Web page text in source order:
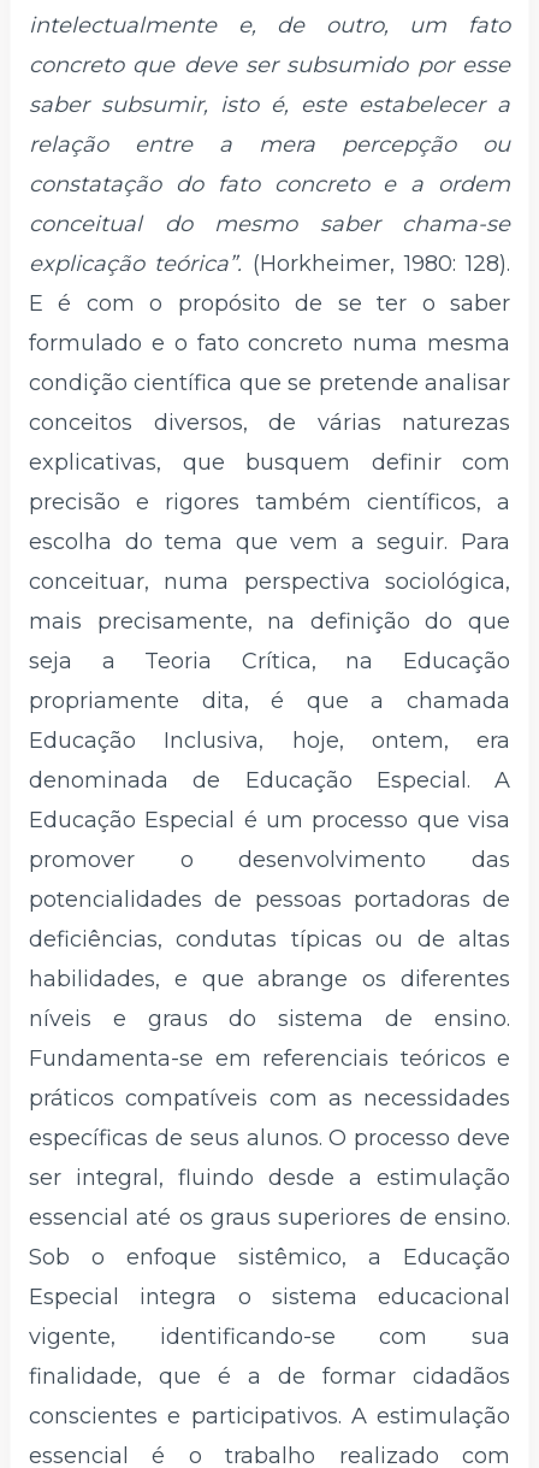
intelectualmente e, de outro, um fato
concreto que deve ser subsumido por esse
saber subsumir, isto é, este estabelecer a
relação entre a mera percepção ou
constatação do fato concreto e a ordem
conceitual do mesmo saber chama-se
explicação teórica”. (Horkheimer, 1980: 128).
E é com o propósito de se ter o saber
formulado e o fato concreto numa mesma
condição científica que se pretende analisar
conceitos diversos, de várias naturezas
explicativas, que busquem definir com
precisão e rigores também científicos, a
escolha do tema que vem a seguir. Para
conceituar, numa perspectiva sociológica,
mais precisamente, na definição do que
seja a Teoria Crítica, na Educação
propriamente dita, é que a chamada
Educação Inclusiva, hoje, ontem, era
denominada de Educação Especial. A
Educação Especial é um processo que visa
promover o desenvolvimento das
potencialidades de pessoas portadoras de
deficiências, condutas típicas ou de altas
habilidades, e que abrange os diferentes
níveis e graus do sistema de ensino.
Fundamenta-se em referenciais teóricos e
práticos compatíveis com as necessidades
específicas de seus alunos. O processo deve
ser integral, fluindo desde a estimulação
essencial até os graus superiores de ensino.
Sob o enfoque sistêmico, a Educação
Especial integra o sistema educacional
vigente, identificando-se com sua
finalidade, que é a de formar cidadãos
conscientes e participativos. A estimulação
essencial é o trabalho realizado com